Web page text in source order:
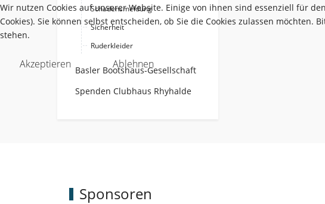
Schadensmeldung
Sicherheit
Ruderkleider
Basler Bootshaus-Gesellschaft
Spenden Clubhaus Rhyhalde
Sponsoren
Wir nutzen Cookies auf unserer Website. Einige von ihnen sind essenziell für
Cookies). Sie können selbst entscheiden, ob Sie die Cookies zulassen
stehen.
Akzeptieren Ablehnen